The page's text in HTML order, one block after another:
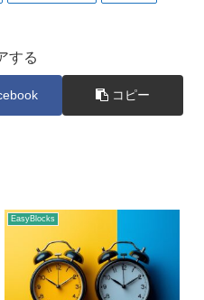
する
コピー
EasyBlocks